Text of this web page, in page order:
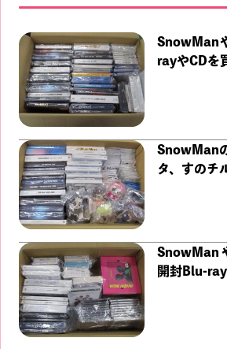
SnowMan
rayやCDを
SnowMan
タ、すのチ
SnowMan
開封Blu-